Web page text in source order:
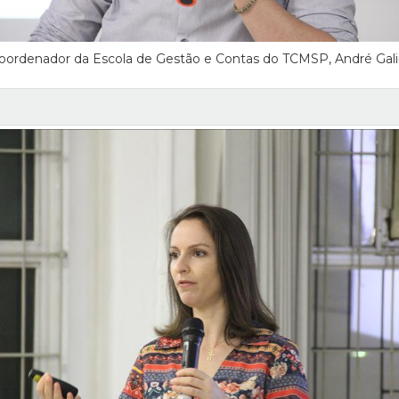
da Escola de Gestão e Contas do TCMSP, André